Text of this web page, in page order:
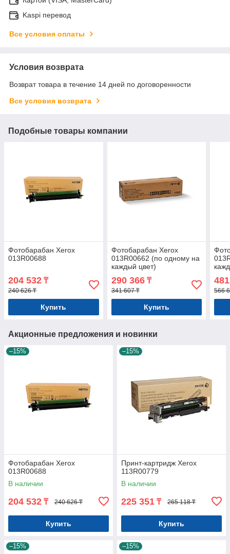
Kaspi перевод
Все условия оплаты
Условия возврата
Возврат товара в течение 14 дней по договоренности
Все условия возврата
Подобные товары компании
Фотобарабан Xerox
013R00688
204 532 ₸
240 626 ₸
Купить
Фотобарабан Xerox
013R00662 (по одному на
каждый цвет)
290 366₸
341 607 ₸
Купить
566
Акционные предложения и новинки
–15%
Фотобарабан Xerox
013R00688
В наличии
204 532 ₸ 240 626 ₸
Купить
–15%
Принт-картридж Xerox
113R00779
В наличии
225 351 ₸ 265 118 ₸
Купить
–15% –15%